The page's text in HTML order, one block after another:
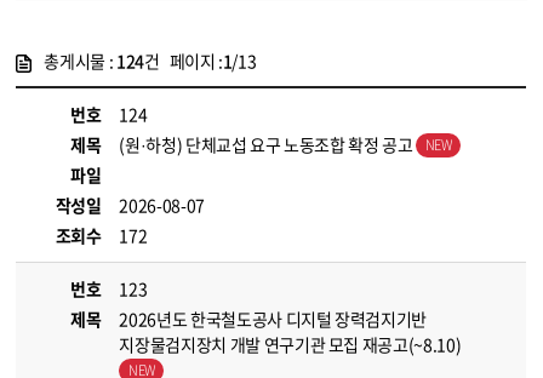
총게시물 : 124건 페이지 :1/13
번호
124
제목
(원·하청) 단체교섭 요구 노동조합 확정 공고
파일
작성일
2026-08-07
조회수
172
번호
123
제목
2026년도 한국철도공사 디지털 장력검지기반
지장물검지장치 개발 연구기관 모집 재공고(~8.10)